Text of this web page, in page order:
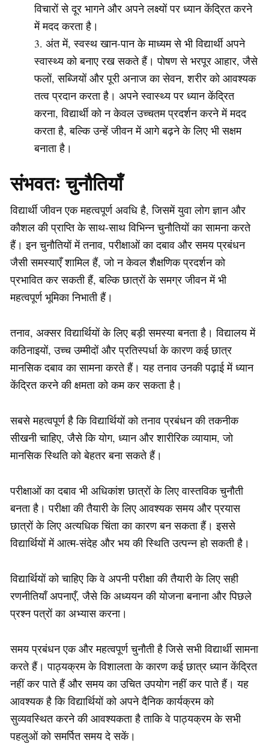
विचारों से दूर भागने और अपने लक्ष्यों पर ध्यान केंद्रित करने
में मदद करता है।
अंत में, स्वस्थ खान-पान के माध्यम से भी विद्यार्थी अपने
स्वास्थ्य को बनाए रख सकते हैं। पोषण से भरपूर आहार, जैसे
फलों, सब्जियों और पूरी अनाज का सेवन, शरीर को आवश्यक
तत्व प्रदान करता है। अपने स्वास्थ्य पर ध्यान केंद्रित
करना, विद्यार्थी को न केवल उच्चतम प्रदर्शन करने में मदद
करता है, बल्कि उन्हें जीवन में आगे बढ़ने के लिए भी सक्षम
बनाता है।
संभवतः चुनौतियाँ
विद्यार्थी जीवन एक महत्वपूर्ण अवधि है, जिसमें युवा लोग ज्ञान और
कौशल की प्राप्ति के साथ-साथ विभिन्न चुनौतियों का सामना करते
हैं। इन चुनौतियों में तनाव, परीक्षाओं का दबाव और समय प्रबंधन
जैसी समस्याएँ शामिल हैं, जो न केवल शैक्षणिक प्रदर्शन को
प्रभावित कर सकती हैं, बल्कि छात्रों के समग्र जीवन में भी
महत्वपूर्ण भूमिका निभाती हैं।
तनाव, अक्सर विद्यार्थियों के लिए बड़ी समस्या बनता है। विद्यालय में
कठिनाइयों, उच्च उम्मीदों और प्रतिस्पर्धा के कारण कई छात्र
मानसिक दबाव का सामना करते हैं। यह तनाव उनकी पढ़ाई में ध्यान
केंद्रित करने की क्षमता को कम कर सकता है।
सबसे महत्वपूर्ण है कि विद्यार्थियों को तनाव प्रबंधन की तकनीक
सीखनी चाहिए, जैसे कि योग, ध्यान और शारीरिक व्यायाम, जो
मानसिक स्थिति को बेहतर बना सकते हैं।
परीक्षाओं का दबाव भी अधिकांश छात्रों के लिए वास्तविक चुनौती
बनता है। परीक्षा की तैयारी के लिए आवश्यक समय और प्रयास
छात्रों के लिए अत्यधिक चिंता का कारण बन सकता हैं। इससे
विद्यार्थियों में आत्म-संदेह और भय की स्थिति उत्पन्न हो सकती है।
विद्यार्थियों को चाहिए कि वे अपनी परीक्षा की तैयारी के लिए सही
रणनीतियाँ अपनाएँ, जैसे कि अध्ययन की योजना बनाना और पिछले
प्रश्न पत्रों का अभ्यास करना।
समय प्रबंधन एक और महत्वपूर्ण चुनौती है जिसे सभी विद्यार्थी सामना
करते हैं। पाठ्यक्रम के विशालता के कारण कई छात्र ध्यान केंद्रित
नहीं कर पाते हैं और समय का उचित उपयोग नहीं कर पाते हैं। यह
आवश्यक है कि विद्यार्थियों को अपने दैनिक कार्यक्रम को
सुव्यवस्थित करने की आवश्यकता है ताकि वे पाठ्यक्रम के सभी
पहलुओं को समर्पित समय दे सकें।